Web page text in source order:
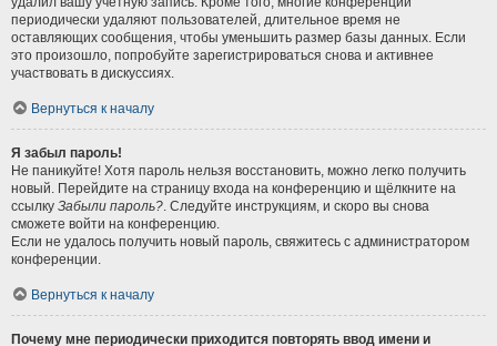
периодически удаляют пользователей, длительное время не
оставляющих сообщения, чтобы уменьшить размер базы данных. Если
это произошло, попробуйте зарегистрироваться снова и активнее
участвовать в дискуссиях.
Вернуться к началу
Я забыл пароль!
Не паникуйте! Хотя пароль нельзя восстановить, можно легко получить
новый. Перейдите на страницу входа на конференцию и щёлкните на
ссылку Забыли пароль?. Следуйте инструкциям, и скоро вы снова
сможете войти на конференцию.
Если не удалось получить новый пароль, свяжитесь с администратором
конференции.
Вернуться к началу
Почему мне периодически приходится повторять ввод имени и